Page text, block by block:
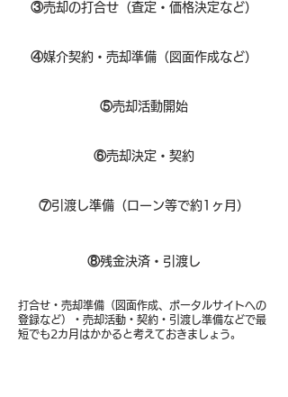
③売却の打合せ（査定・価格決定など）
④媒介契約・売却準備（図面作成など）
⑤売却活動開始
⑥売却決定・契約
⑦引渡し準備（ローン等で約1ヶ月）
打合せ・売却準備（図面作成、ポータルサイトへの
登録など）・売却活動・契約・引渡し準備などで最
短でも2カ月はかかると考えておきましょう。
⑧​残金決済・引渡し